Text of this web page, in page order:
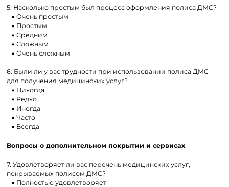
5. Насколько простым был процесс оформления полиса ДМС?
▪ Очень простым
▪ Простым
▪ Средним
▪ Сложным
▪ Очень сложным
6. Были ли у вас трудности при использовании полиса ДМС
для получения медицинских услуг?
▪ Никогда
▪ Редко
▪ Иногда
▪ Часто
▪ Всегда
Вопросы о дополнительном покрытии и сервисах
7. Удовлетворяет ли вас перечень медицинских услуг,
покрываемых полисом ДМС?
▪ Полностью удовлетворяет